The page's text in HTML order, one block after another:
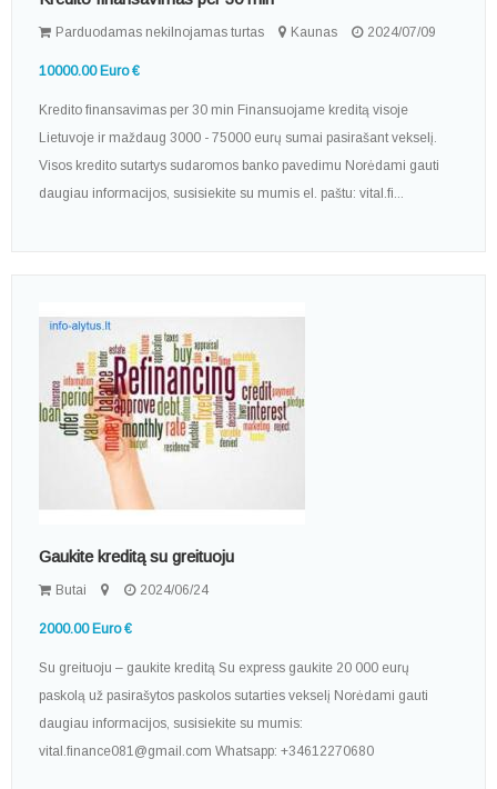
Parduodamas nekilnojamas turtas Kaunas 2024/07/09
10000.00 Euro €
Kredito finansavimas per 30 min Finansuojame kreditą visoje
Lietuvoje ir maždaug 3000 - 75000 eurų sumai pasirašant vekselį.
Visos kredito sutartys sudaromos banko pavedimu Norėdami gauti
daugiau informacijos, susisiekite su mumis el. paštu: vital.fi...
Gaukite kreditą su greituoju
Butai 2024/06/24
2000.00 Euro €
Su greituoju – gaukite kreditą Su express gaukite 20 000 eurų
paskolą už pasirašytos paskolos sutarties vekselį Norėdami gauti
daugiau informacijos, susisiekite su mumis:
vital.finance081@gmail.com Whatsapp: +34612270680